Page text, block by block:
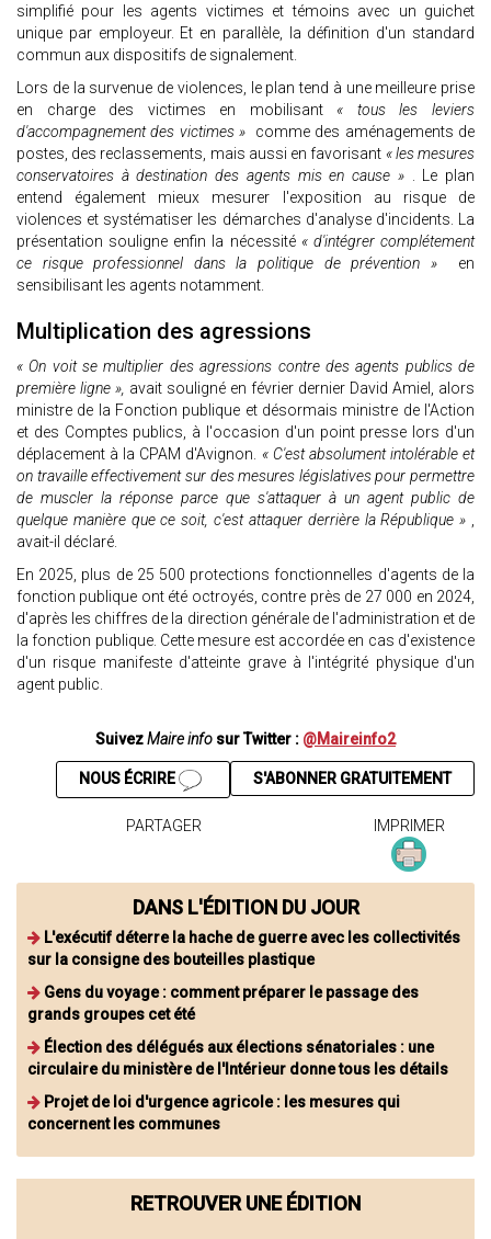
simplifié pour les agents victimes et témoins avec un guichet
unique par employeur. Et en parallèle, la définition d'un standard
commun aux dispositifs de signalement.
Lors de la survenue de violences, le plan tend à une meilleure prise
en charge des victimes en mobilisant « tous les leviers
d'accompagnement des victimes »
comme des aménagements de
postes, des reclassements, mais aussi en favorisant « les mesures
conservatoires à destination des agents mis en cause » . Le plan
entend également mieux mesurer l'exposition au risque de
violences et systématiser les démarches d'analyse d'incidents. La
présentation souligne enfin la nécessité « d'intégrer complétement
ce risque professionnel dans la politique de prévention »
en
sensibilisant les agents notamment.
Multiplication des agressions
« On voit se multiplier des agressions contre des agents publics de
première ligne », avait souligné en février dernier David Amiel, alors
ministre de la Fonction publique et désormais ministre de l'Action
et des Comptes publics, à l'occasion d'un point presse lors d'un
déplacement à la CPAM d'Avignon. « C'est absolument intolérable et
on travaille effectivement sur des mesures législatives pour permettre
de muscler la réponse parce que s'attaquer à un agent public de
quelque manière que ce soit, c'est attaquer derrière la République » ,
avait-il déclaré.
En 2025, plus de 25 500 protections fonctionnelles d'agents de la
fonction publique ont été octroyés, contre près de 27 000 en 2024,
d'après les chiffres de la direction générale de l'administration et de
la fonction publique. Cette mesure est accordée en cas d'existence
d'un risque manifeste d'atteinte grave à l'intégrité physique d'un
agent public.
SuivezMaire info sur Twitter : @Maireinfo2
S'ABONNER GRATUITEMENT
NOUS ÉCRIRE
PARTAGER IMPRIMER
DANS L'ÉDITION DU JOUR
L'exécutif déterre la hache de guerre avec les collectivités
sur la consigne des bouteilles plastique
Gens du voyage : comment préparer le passage des
grands groupes cet été
Élection des délégués aux élections sénatoriales : une
circulaire du ministère de l'Intérieur donne tous les détails
Projet de loi d'urgence agricole : les mesures qui
concernent les communes
RETROUVER UNE ÉDITION